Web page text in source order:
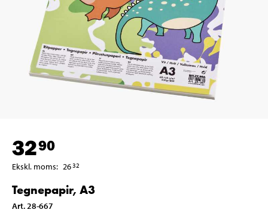
3290
Ekskl. moms: 2632
Tegnepapir, A3
Art. 28-667